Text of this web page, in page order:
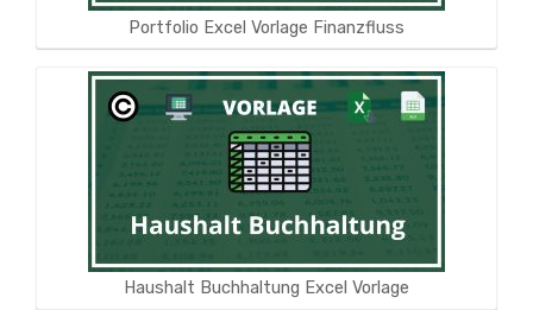
Portfolio Excel Vorlage Finanzfluss
Haushalt Buchhaltung Excel Vorlage